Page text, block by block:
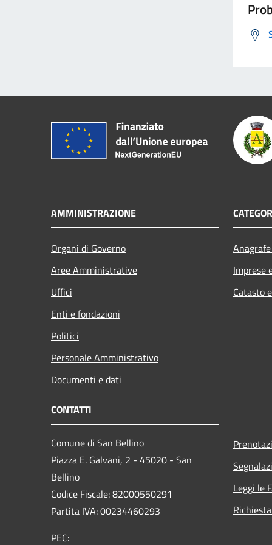
AMMINISTRAZIONE
Organi di Governo
Aree Amministrative
Uffici
Enti e fondazioni
Politici
Personale Amministrativo
Documenti e dati
Imprese
Catasto
CONTATTI
Comune di San Bellino
Piazza E. Galvani, 2 - 45020 - San
Bellino
Codice Fiscale: 82000550291
Partita IVA: 00234460293
PEC:
Leggi le